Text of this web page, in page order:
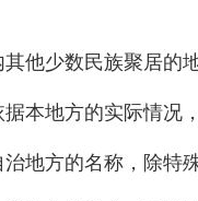
少数民族聚居的
地方的实际情况，
治地方的名称，除特